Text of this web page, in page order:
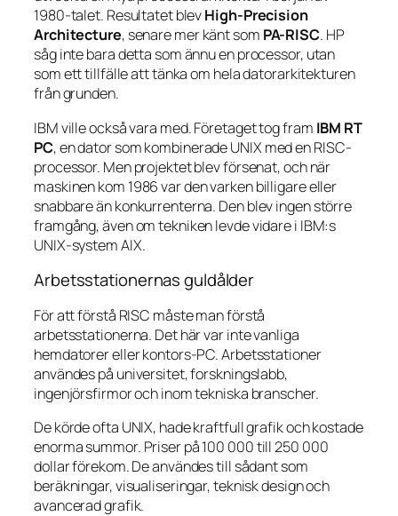
1980-talet. Resultatet blevHigh-Precision
Architecture, senare mer känt som PA-RISC. HP
såg inte bara detta som ännu en processor, utan
som ett tillfälle att tänka om hela datorarkitekturen
från grunden.
IBM ville också vara med. Företaget tog fram IBM RT
PC, en dator som kombinerade UNIX med en RISC-
processor. Men projektet blev försenat, och när
maskinen kom 1986 var den varken billigare eller
snabbare än konkurrenterna. Den blev ingen större
framgång, även om tekniken levde vidare i IBM:s
UNIX-system AIX.
Arbetsstationernas guldålder
För att förstå RISC måste man förstå
arbetsstationerna. Det här var inte vanliga
hemdatorer eller kontors-PC. Arbetsstationer
användes på universitet, forskningslabb,
ingenjörsfirmor och inom tekniska branscher.
De körde ofta UNIX, hade kraftfull grafik och kostade
enorma summor. Priser på 100 000 till 250 000
dollar förekom. De användes till sådant som
beräkningar, visualiseringar, teknisk design och
avancerad grafik.